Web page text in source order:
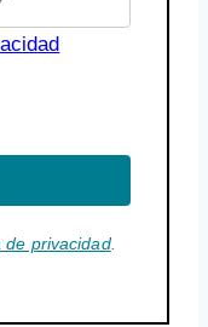
de privacidad.